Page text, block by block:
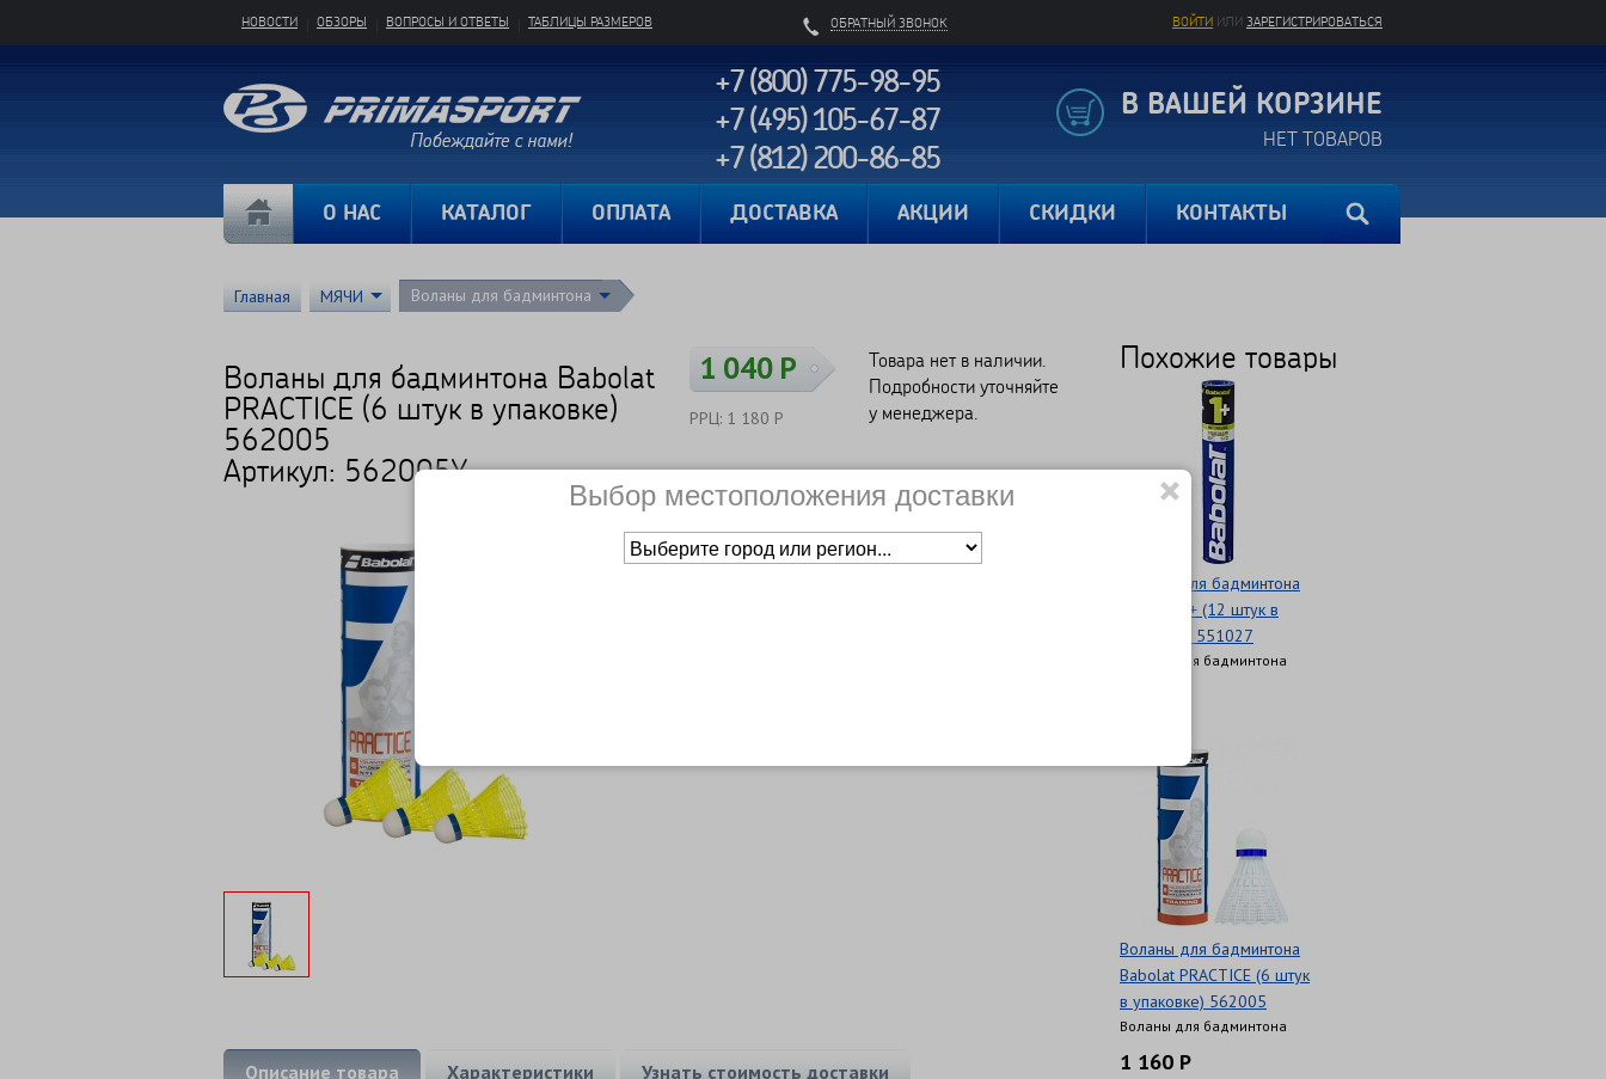
ОБРАТНЫЙ ЗВОНОК ВОЙТИ ИЛИ ЗАРЕГИСТРИРОВАТЬСЯ
НОВОСТИ ОБЗОРЫ ВОПРОСЫ И ОТВЕТЫ ТАБЛИЦЫ РАЗМЕРОВ
+7 (800) 775-98-95
+7 (495) 105-67-87
+7 (812) 200-86-85
В ВАШЕЙ КОРЗИНЕ
НЕТ ТОВАРОВ
О НАС КАТАЛОГ ОПЛАТА ДОСТАВКА АКЦИИ СКИДКИ КОНТАКТЫ
Главная МЯЧИ Воланы для бадминтона
Воланы для бадминтона Babolat
PRACTICE (6 штук в упаковке)
562005
Артикул: 562005Y
1 040 Р
РРЦ: 1 180 Р
Товара нет в наличии.
Подробности уточняйте
у менеджера.
Сравнить Нет в наличии
Основное о товаре
Описание товара Характеристики Узнать стоимость доставки
Похожие товары
Воланы для бадминтона
Babolat 1+ (12 штук в
упаковке) 551027
Воланы для бадминтона
Воланы для бадминтона
Babolat PRACTICE (6 штук
в упаковке) 562005
Воланы для бадминтона
1 160 Р
Выбор местоположения доставки